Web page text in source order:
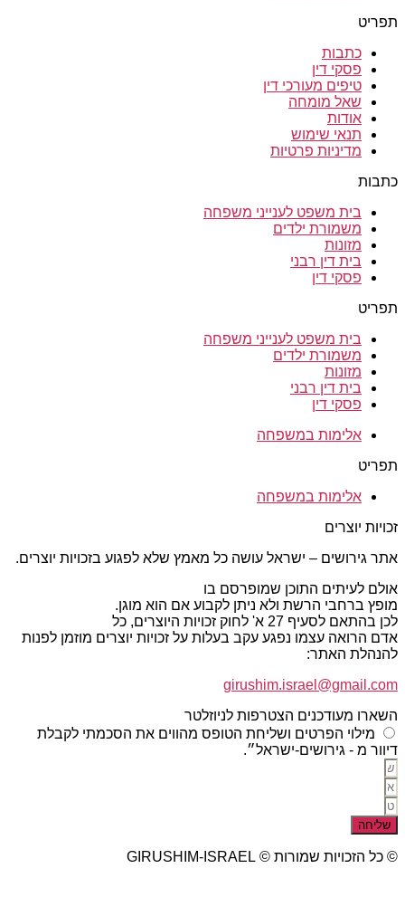
תפריט
כתבות
פסקי דין
טיפים מעורכי דין
שאל מומחה
אודות
תנאי שימוש
מדיניות פרטיות
כתבות
בית משפט לענייני משפחה
משמורת ילדים
מזונות
בית דין רבני
פסקי דין
תפריט
בית משפט לענייני משפחה
משמורת ילדים
מזונות
בית דין רבני
פסקי דין
אלימות במשפחה
תפריט
אלימות במשפחה
זכויות יוצרים
אתר גירושים – ישראל עושה כל מאמץ שלא לפגוע בזכויות יוצרים.
אולם לעיתים התוכן שמופרסם בו
מופץ ברחבי הרשת ולא ניתן לקבוע אם הוא מוגן.
לכן בהתאם לסעיף 27 א' לחוק זכויות היוצרים, כל
אדם הרואה עצמו נפגע עקב בעלות על זכויות יוצרים מוזמן לפנות
להנהלת האתר:
girushim.israel@gmail.com
השארו מעודכנים הצטרפות לניוזלטר
מילוי הפרטים ושליחת הטופס מהווים את הסכמתי לקבלת
דיוור מ - גירושים-ישראל״.
שליחה
© כל הזכויות שמורות © GIRUSHIM-ISRAEL